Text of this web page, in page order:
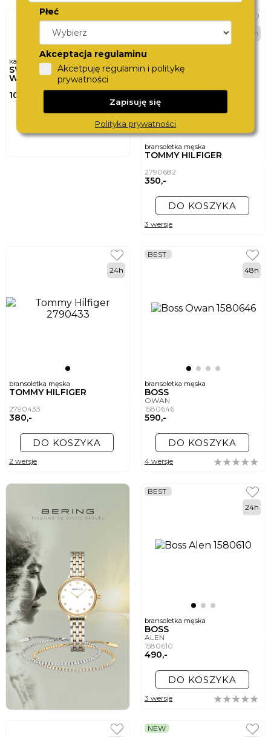
karta podarunkowa
SWISS
WATCHCARD
100,-
DO KOSZYKA
bransoletka męska
TOMMY HILFIGER
2790682
350,-
24h
DO KOSZYKA
3 wersje
bransoletka męska
TOMMY HILFIGER
2790433
380,-
24h
DO KOSZYKA
2 wersje
bransoletka męska
BOSS
OWAN
1580646
590,-
BEST
48h
DO KOSZYKA
4 wersje
bransoletka męska
BOSS
ALEN
1580610
490,-
BEST
24h
DO KOSZYKA
3 wersje
NEW
Płeć
Akceptacja regulaminu
Akcetpuję regulamin i politykę
prywatności
Zapisuję się
Polityka prywatności